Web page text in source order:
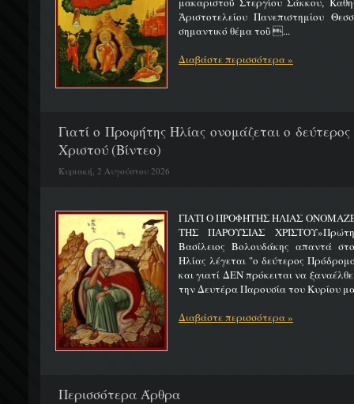
Ἀριστοτελείου Πανεπιστημίου
σημαντικό θέμα τοῦ ...
Διαβάστε περισσότερα »
Γιατί ο Προφήτης Ηλίας ονομάζεται ο
Χριστού (Βίντεο)
Κυριακή, 2 Αυγούστου 2026
ΓΙΑΤΙ Ο ΠΡΟΦΗΤΗΣ ΗΛΙΑΣ
ΤΗΣ ΠΑΡΟΥΣΙΑΣ
Βασίλειος Βολουδάκης απαντά
Ηλίας λέγεται "ο δεύτερος
και γιατί ΔΕΝ πρόκειται να
την Δευτέρα Παρουσία του Κυρίου
Διαβάστε περισσότερα »
Περισσότερα Άρθρα